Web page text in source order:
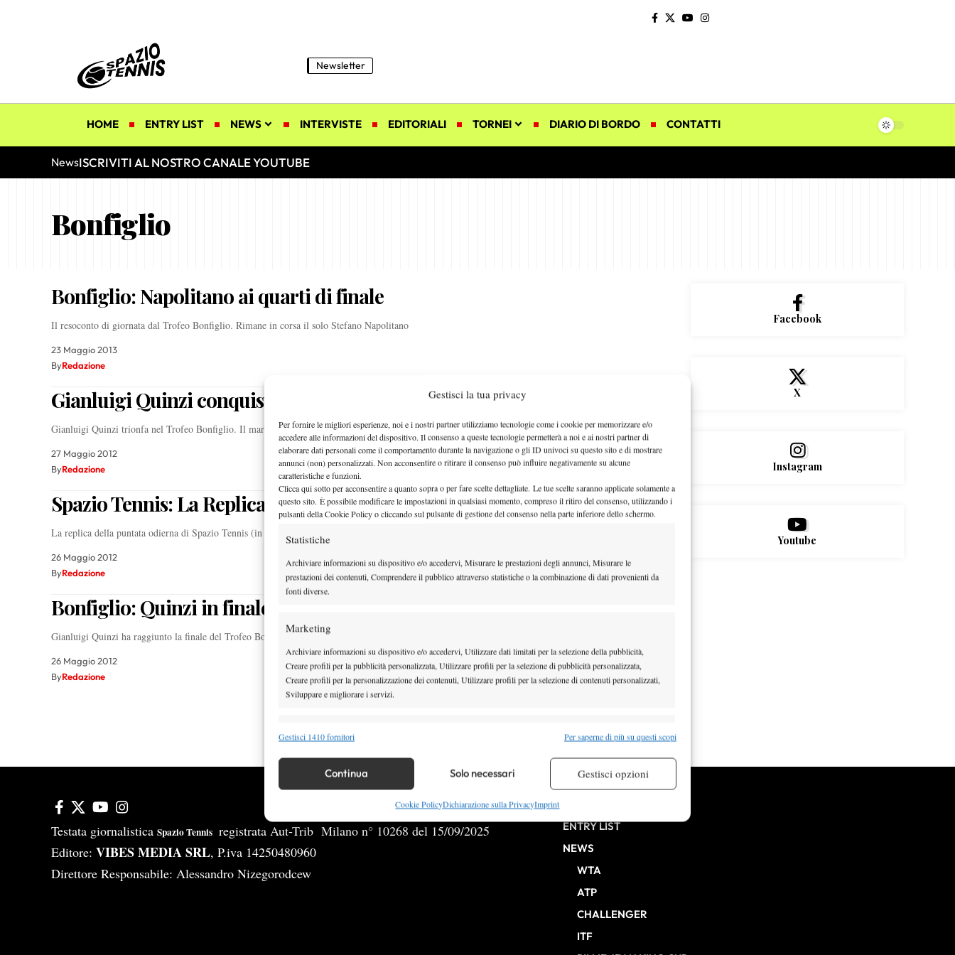
Gestisci la tua privacy
Per fornire le migliori esperienze, noi e i nostri partner utilizziamo tecnologie come i cookie per memorizzare e/o
accedere alle informazioni del dispositivo. Il consenso a queste tecnologie permetterà a noi e ai nostri partner di
elaborare dati personali come il comportamento durante la navigazione o gli ID univoci su questo sito e di mostrare
annunci (non) personalizzati. Non acconsentire o ritirare il consenso può influire negativamente su alcune
caratteristiche e funzioni.
Clicca qui sotto per acconsentire a quanto sopra o per fare scelte dettagliate. Le tue scelte saranno applicate solamente a
questo sito. È possibile modificare le impostazioni in qualsiasi momento, compreso il ritiro del consenso, utilizzando i
pulsanti della Cookie Policy o cliccando sul pulsante di gestione del consenso nella parte inferiore dello schermo.
Statistiche
Archiviare informazioni su dispositivo e/o accedervi, Misurare le prestazioni degli annunci, Misurare le
prestazioni dei contenuti, Comprendere il pubblico attraverso statistiche o la combinazione di dati provenienti da
fonti diverse.
Marketing
Archiviare informazioni su dispositivo e/o accedervi, Utilizzare dati limitati per la selezione della pubblicità,
Creare profili per la pubblicità personalizzata, Utilizzare profili per la selezione di pubblicità personalizzata,
Creare profili per la personalizzazione dei contenuti, Utilizzare profili per la selezione di contenuti personalizzati,
Sviluppare e migliorare i servizi.
Funzionalità
Identificare i dispositivi in base alle informazioni trasmesse automaticamente.
Garantire la sicurezza, prevenire e rilevare frodi, correggere errori,
Erogare e presentare pubblicità e contenuto, Salvare e comunicare le
Sempre attivo
Gestisci 1410 fornitori Per saperne di più su questi scopi
Continua Solo necessari Gestisci opzioni
Cookie PolicyDichiarazione sulla PrivacyImprint
Newsletter
HOME ENTRY LIST NEWS INTERVISTE EDITORIALI TORNEI DIARIO DI BORDO CONTATTI
NewsISCRIVITI AL NOSTRO CANALE YOUTUBE
Bonfiglio
Bonfiglio: Napolitano ai quarti di finale
Il resoconto di giornata dal Trofeo Bonfiglio. Rimane in corsa il solo Stefano Napolitano
23 Maggio 2013
ByRedazione
Gianluigi Quinzi conquista il Bonfiglio!
Gianluigi Quinzi trionfa nel Trofeo Bonfiglio. Il marchigiano è l'11° azzurro a conquistare l'ambito…
27 Maggio 2012
ByRedazione
Spazio Tennis: La Replica (Puntata 118)
La replica della puntata odierna di Spazio Tennis (in diretta da Parigi) con: Furlan,…
26 Maggio 2012
ByRedazione
Bonfiglio: Quinzi in finale!
Gianluigi Quinzi ha raggiunto la finale del Trofeo Bonfiglio (61 60 a Coric). Lo…
26 Maggio 2012
ByRedazione
Facebook
X
Instagram
Youtube
Testata giornalistica Spazio Tennis registrata Aut-Trib Milano n° 10268 del 15/09/2025
Editore: VIBES MEDIA SRL, P.iva 14250480960
Direttore Responsabile: Alessandro Nizegorodcew
ENTRY LIST
NEWS
WTA
ATP
CHALLENGER
ITF